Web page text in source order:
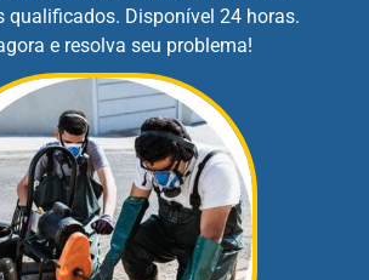
qualificados. Disponível 24 horas.
e resolva seu problema!